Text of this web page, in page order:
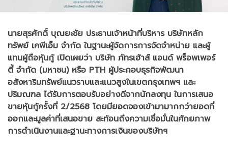
นายสุรศักดิ์ บุณยะชัย ประธานเจ้าหน้าที่บริหาร บริษัทหลัก
ทรัพย์ เคพีเอ็ม จำกัด ในฐานะผู้จัดการการจัดจำหน่าย และผู้
แทนผู้ถือหุ้นกู้ เปิดเผยว่า บริษัท ภัทรเฮ้าส์ แอนด์ พร็อพเพอร์
ตี้ จำกัด (มหาชน) หรือ PTH ผู้ประกอบธุรกิจพัฒนา
อสังหาริมทรัพย์แนวราบและแนวสูงในเขตกรุงเทพฯ และ
ปริมณฑล ได้รับการตอบรับอย่างดีจากนักลงทุน ในการเสนอ
ขายหุ้นกู้ครั้งที่ 2/2568 โดยมียอดจองเข้ามามากกว่ายอดที่
ออกและมูลค่าที่เสนอขาย สะท้อนถึงความเชื่อมั่นในศักยภาพ
การดำเนินงานและฐานะทางการเงินของบริษัทฯ